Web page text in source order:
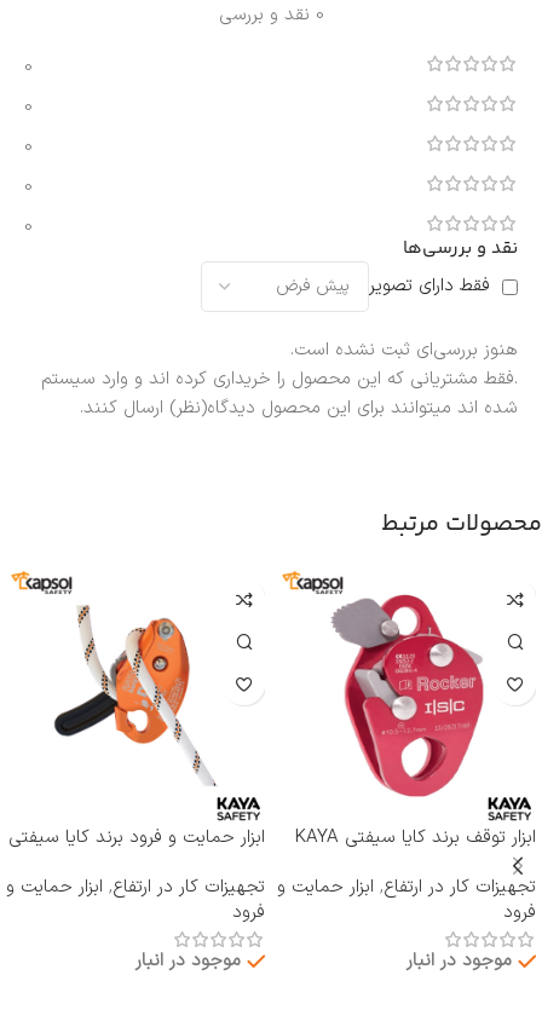
0 نقد و بررسی
0
0
0
0
0
نقد و بررسی‌ها
فقط دارای تصویر
هنوز بررسی‌ای ثبت نشده است.
.فقط مشتریانی که این محصول را خریداری کرده اند و وارد سیستم
شده اند میتوانند برای این محصول دیدگاه(نظر) ارسال کنند.
محصولات مرتبط
ابزار توقف برند کایا سیفتی KAYA
SAFETY مدل RP-500 ROCKER
تجهیزات کار در ارتفاع, ابزار حمایت و
فرود
موجود در انبار
ابزار حمایت و فرود برند کایا سیفتی
تجهیزات کار در ارتفاع, ابزار حمایت و
فرود
موجود در انبار